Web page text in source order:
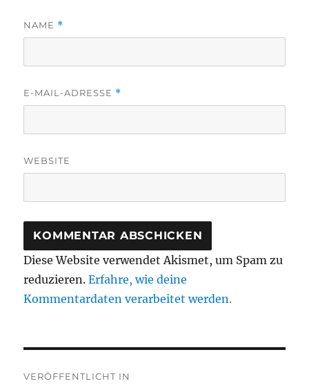
NAME *
E-MAIL-ADRESSE *
WEBSITE
Diese Website verwendet Akismet, um Spam zu
reduzieren.Erfahre, wie deine
Kommentardaten verarbeitet werden.
VERÖFFENTLICHT IN